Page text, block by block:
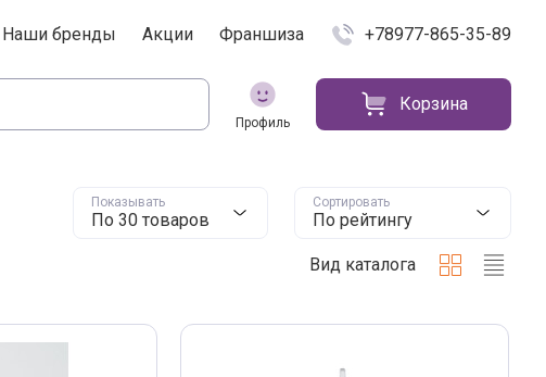
Наши бренды Акции Франшиза +78977-865-35-89
Профиль
Корзина
Показывать
По 30 товаров
Сортировать
По рейтингу
Вид каталога Плиткой